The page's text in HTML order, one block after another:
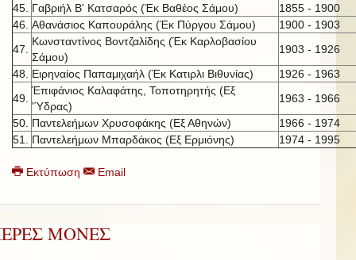
45. Γαβριήλ Β' Κατσαρός (Έκ Βαθέος Σάμου)
1855 - 1900
46. Αθανάσιος Καπουράλης (Έκ Πύργου Σάμου)
1900 - 1903
47.
Κωνσταντίνος Βοντζαλίδης (Έκ Καρλοβασίου
Σάμου)
1903 - 1926
48.
Ειρηναίος Παπαμιχαήλ (Έκ Κατιρλι Βιθυνίας)
1926 - 1963
49.
Έπιφάνιος Καλαφάτης, Τοποτηρητής (Εξ
'Ύδρας)
1963 - 1966
50. Παντελεήμων Χρυσοφάκης (Εξ Αθηνών)
1966 - 1974
51.
Παντελεήμων Μπαρδάκος (Εξ Ερμιόνης) 1974 - 1995
Εκτύπωση Email
ΜΟΝΕΣ